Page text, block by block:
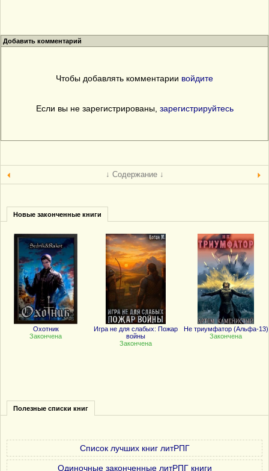
Добавить комментарий
Чтобы добавлять комментарии войдите
Если вы не зарегистрированы, зарегистрируйтесь
↓ Содержание ↓
Новые законченные книги
Охотник
Закончена
Игра не для слабых: Пожар
войны
Закончена
Не триумфатор (Альфа-13)
Закончена
Полезные списки книг
Список лучших книг литРПГ
Одиночные законченные литРПГ книги